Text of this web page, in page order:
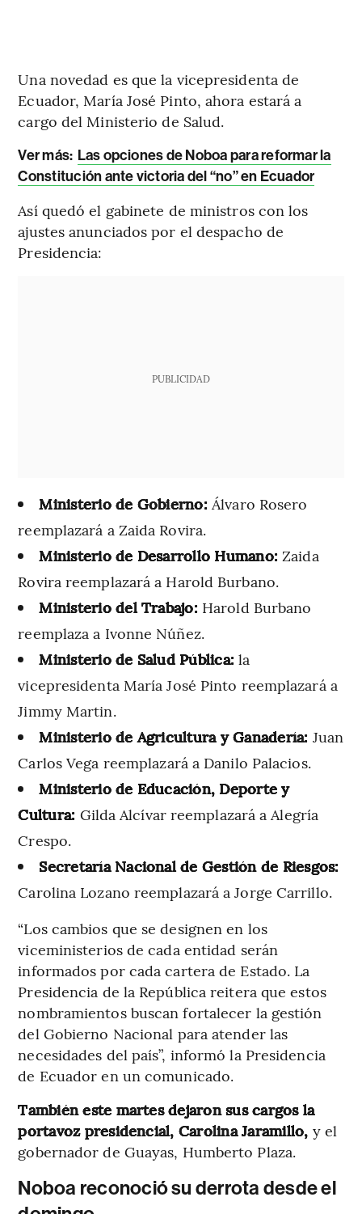
Una novedad es que la vicepresidenta de
Ecuador, María José Pinto, ahora estará a
cargo del Ministerio de Salud.
Ver más: Las opciones de Noboa para reformar la
Constitución ante victoria del “no” en Ecuador
Así quedó el gabinete de ministros con los
ajustes anunciados por el despacho de
Presidencia:
PUBLICIDAD
Ministerio de Gobierno:Álvaro Rosero
reemplazará a Zaida Rovira.
Ministerio de Desarrollo Humano: Zaida
Rovira reemplazará a Harold Burbano.
Ministerio del Trabajo: Harold Burbano
reemplaza a Ivonne Núñez.
Ministerio de Salud Pública:la
vicepresidenta María José Pinto reemplazará a
Jimmy Martin.
Ministerio de Agricultura y Ganadería: Juan
Carlos Vega reemplazará a Danilo Palacios.
Ministerio de Educación, Deporte y
Cultura: Gilda Alcívar reemplazará a Alegría
Crespo.
Secretaría Nacional de Gestión de Riesgos:
Carolina Lozano reemplazará a Jorge Carrillo.
“Los cambios que se designen en los
viceministerios de cada entidad serán
informados por cada cartera de Estado. La
Presidencia de la República reitera que estos
nombramientos buscan fortalecer la gestión
del Gobierno Nacional para atender las
necesidades del país”, informó la Presidencia
de Ecuador en un comunicado.
También este martes dejaron sus cargos la
portavoz presidencial, Carolina Jaramillo, y el
gobernador de Guayas, Humberto Plaza.
Noboa reconoció su derrota desde el